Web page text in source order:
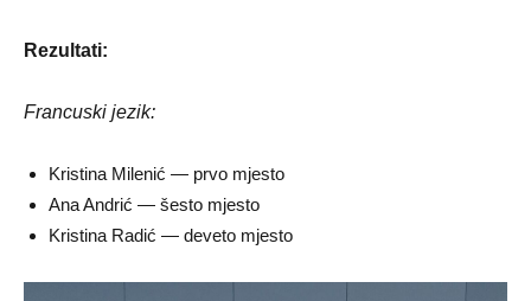
Rezultati:
Francuski jezik:
Kristina Milenić — prvo mjesto
Ana Andrić — šesto mjesto
Kristina Radić — deveto mjesto